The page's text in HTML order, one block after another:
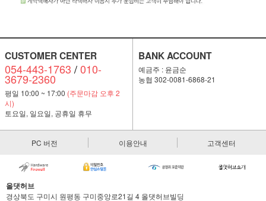
CUSTOMER CENTER
054-443-1763 /010-
3679-2360
평일 10:00 ~ 17:00 (주문마감 오후 2
시)
토요일, 일요일, 공휴일 휴무
BANK ACCOUNT
예금주 : 윤금순
농협 302-0081-6868-21
PC 버전 이용안내 고객센터
올댓허브
경상북도 구미시 원평동 구미중앙로21길 4 올댓허브빌딩